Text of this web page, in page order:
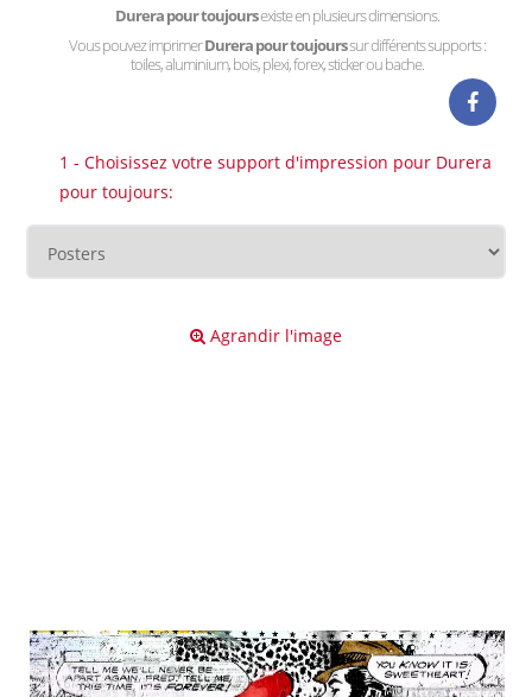
Durera pour toujoursexiste en plusieurs dimensions.
Vous pouvez imprimerDurera pour toujourssur différents supports :
toiles, aluminium, bois, plexi, forex, sticker ou bache.
1 - Choisissez votre support d'impression pour Durera
pour toujours:
Agrandir l'image